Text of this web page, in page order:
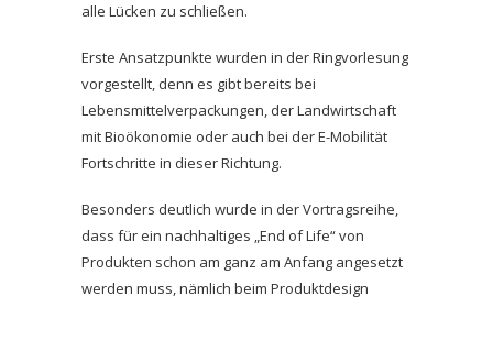
alle Lücken zu schließen.
Erste Ansatzpunkte wurden in der Ringvorlesung
vorgestellt, denn es gibt bereits bei
Lebensmittelverpackungen, der Landwirtschaft
mit Bioökonomie oder auch bei der E-Mobilität
Fortschritte in dieser Richtung.
Besonders deutlich wurde in der Vortragsreihe,
dass für ein nachhaltiges „End of Life“ von
Produkten schon am ganz am Anfang angesetzt
werden muss, nämlich beim Produktdesign